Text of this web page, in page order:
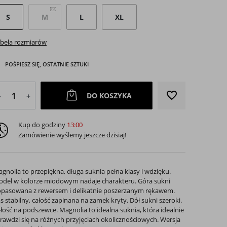
Następny
S M L XL
rozmiarów
POŚPIESZ SIĘ, OSTATNIE SZTUKI
+ DO KOSZYKA favorite_border
Kup do godziny 13:00
Zamówienie wyślemy jeszcze dzisiaj!
to przepiękna, długa suknia pełna klasy i wdzięku.
w kolorze miodowym nadaje charakteru. Góra sukni
z rewersem i delikatnie poszerzanym rękawem.
stabilny, całość zapinana na zamek kryty. Dół sukni szeroki.
na podszewce. Magnolia to idealna suknia, która idealnie
się na różnych przyjęciach okolicznościowych. Wersja